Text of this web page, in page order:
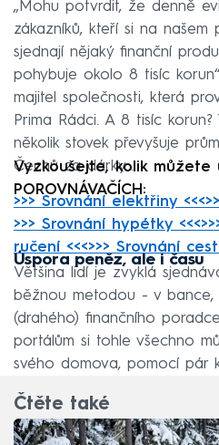
„Mohu potvrdit, že denně
zákazníků, kteří si na
sjednají nějaký finanční
pohybuje okolo 8 tisíc
majitel společnosti, která
Prima Rádci. A 8 tisíc
několik stovek převyšuje
Čechů za dárky...
Vyzkoušejte, kolik můžete
POROVNÁVAČÍCH:
>>> Srovnání elektřiny <<<
>>> Srovnání hypétky <<<
ručení <<<>>> Srovnání
Úspora peněz, ale i času
Většina lidí je zvyklá
běžnou metodou - v bance,
(drahého) finančního
portálům si tohle všechno
svého domova, pomocí pár
Čtěte také